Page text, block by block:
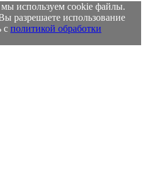
используем cookie файлы.
разрешаете использование
с политикой обработки